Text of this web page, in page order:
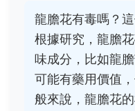
龍膽花有毒嗎？
根據研究，龍膽
味成分，比如龍
可能有藥用價值
般來說，龍膽花